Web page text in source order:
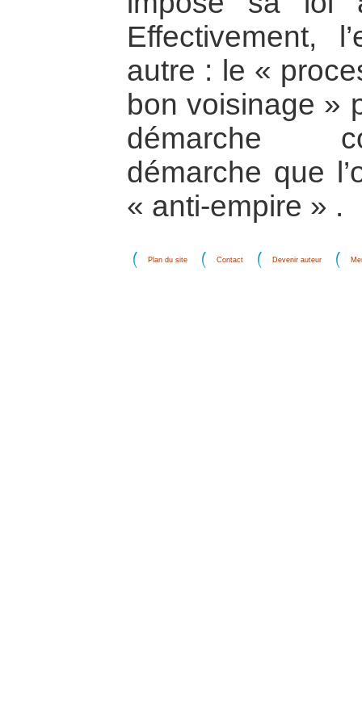
Effectivement,
autre : le «
bon voisinage »
démarche
démarche que
« anti-empire » .
Plan du site Contact Devenir auteur